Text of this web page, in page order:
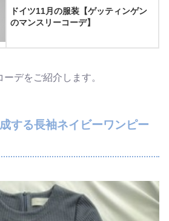
ドイツ11月の服装【ゲッティンゲン
のマンスリーコーデ】
デをご紹介します。
する長袖ネイビーワンピー